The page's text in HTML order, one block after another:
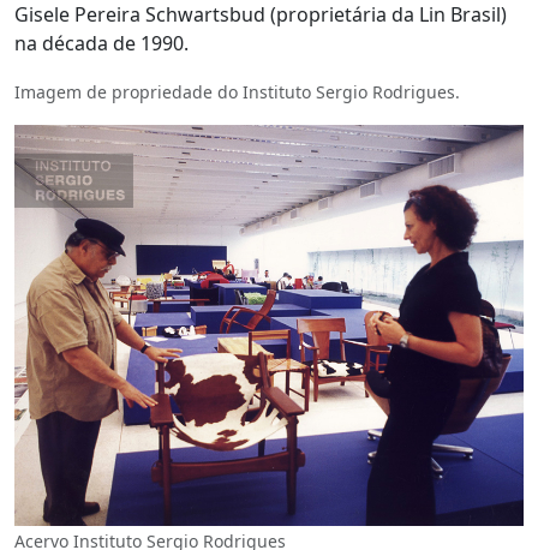
Gisele Pereira Schwartsbud (proprietária da Lin Brasil)
na década de 1990.
Imagem de propriedade do Instituto Sergio Rodrigues.
Acervo Instituto Sergio Rodrigues